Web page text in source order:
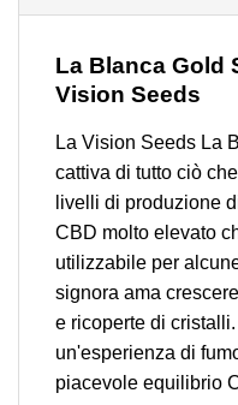
La Blanca Gold
Vision Seeds
La Vision Seeds La
cattiva di tutto ciò
livelli di produzione
CBD molto elevato
utilizzabile per
signora ama
e ricoperte di
un'esperienza di
piacevole equilibrio